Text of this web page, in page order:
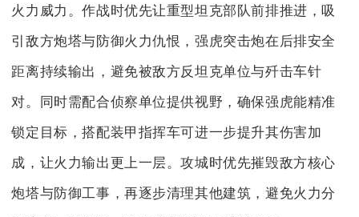
火力威力。作战时优先让重型坦克部队前排推进，吸
引敌方炮塔与防御火力仇恨，强虎突击炮在后排安全
距离持续输出，避免被敌方反坦克单位与歼击车针
对。同时需配合侦察单位提供视野，确保强虎能精准
锁定目标，搭配装甲指挥车可进一步提升其伤害加
成，让火力输出更上一层。攻城时优先摧毁敌方核心
炮塔与防御工事，再逐步清理其他建筑，避免火力分